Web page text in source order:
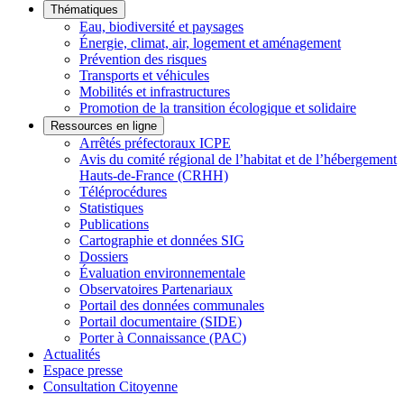
Thématiques
Eau, biodiversité et paysages
Énergie, climat, air, logement et aménagement
Prévention des risques
Transports et véhicules
Mobilités et infrastructures
Promotion de la transition écologique et solidaire
Ressources en ligne
Arrêtés préfectoraux ICPE
Avis du comité régional de l’habitat et de l’hébergement
Hauts-de-France (CRHH)
Téléprocédures
Statistiques
Publications
Cartographie et données SIG
Dossiers
Évaluation environnementale
Observatoires Partenariaux
Portail des données communales
Portail documentaire (SIDE)
Porter à Connaissance (PAC)
Actualités
Espace presse
Consultation Citoyenne